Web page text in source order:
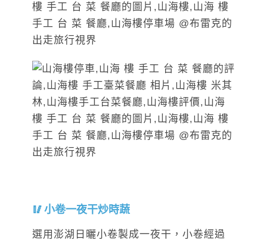
小卷一夜干炒時蔬
選用澎湖日曬小卷製成一夜干，小卷經過